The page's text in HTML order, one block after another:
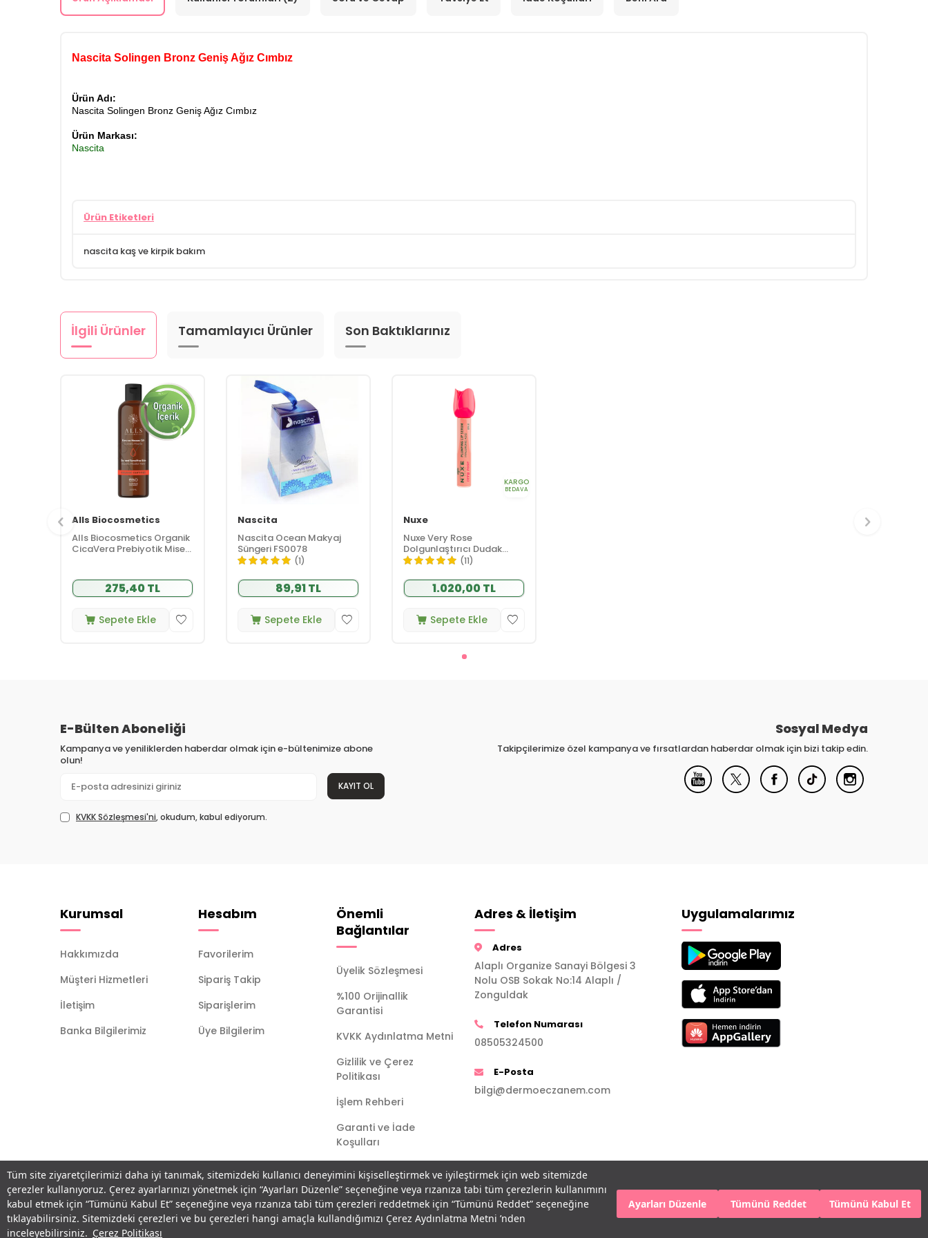
Tüm site ziyaretçilerimizi daha iyi tanımak, sitemizdeki kullanıcı deneyimini kişiselleştirmek ve iyileştirmek için web sitemizde
çerezler kullanıyoruz. Çerez ayarlarınızı yönetmek için “Ayarları Düzenle” seçeneğine veya rızanıza tabi tüm çerezlerin kullanımını
kabul etmek için “Tümünü Kabul Et” seçeneğine veya rızanıza tabi tüm çerezleri reddetmek için “Tümünü Reddet” seçeneğine
tıklayabilirsiniz. Sitemizdeki çerezleri ve bu çerezleri hangi amaçla kullandığımızı Çerez Aydınlatma Metni ’nden
inceleyebilirsiniz. Çerez Politikası
Ayarları Düzenle Tümünü Reddet Tümünü Kabul Et
Nascita Solingen Bronz Geniş Ağız Cımbız
Ürün Adı:
Nascita Solingen Bronz Geniş Ağız Cımbız
Ürün Markası:
Nascita
Ürün Etiketleri
nascita kaş ve kirpik bakım
İlgili Ürünler Tamamlayıcı Ürünler Son Baktıklarınız
Alls Biocosmetics
Alls Biocosmetics Organik
CicaVera Prebiyotik Misel
275,40 TL
Sepete Ekle
Nascita
Nascita Ocean Makyaj
Süngeri FS0078
(1)
89,91 TL
Sepete Ekle
KARGO
BEDAVA
Nuxe
Nuxe Very Rose
Dolgunlaştırıcı Dudak
Serumu 8 ml (11)
1.020,00 TL
Sepete Ekle
E-Bülten Aboneliği
Kampanya ve yeniliklerden haberdar olmak için e-bültenimize abone
olun!
KAYIT OL
KVKK Sözleşmesi'ni, okudum, kabul ediyorum.
Sosyal Medya
Takipçilerimize özel kampanya ve fırsatlardan haberdar olmak için bizi takip edin.
Kurumsal
Hakkımızda
Müşteri Hizmetleri
İletişim
Banka Bilgilerimiz
Hesabım
Favorilerim
Sipariş Takip
Siparişlerim
Üye Bilgilerim
Önemli
Bağlantılar
Üyelik Sözleşmesi
%100 Orijinallik
Garantisi
KVKK Aydınlatma Metni
Gizlilik ve Çerez
Politikası
İşlem Rehberi
Garanti ve İade
Koşulları
Adres & İletişim
Adres
Alaplı Organize Sanayi Bölgesi 3
Nolu OSB Sokak No:14 Alaplı /
Zonguldak
Telefon Numarası
08505324500
E-Posta
bilgi@dermoeczanem.com
Uygulamalarımız